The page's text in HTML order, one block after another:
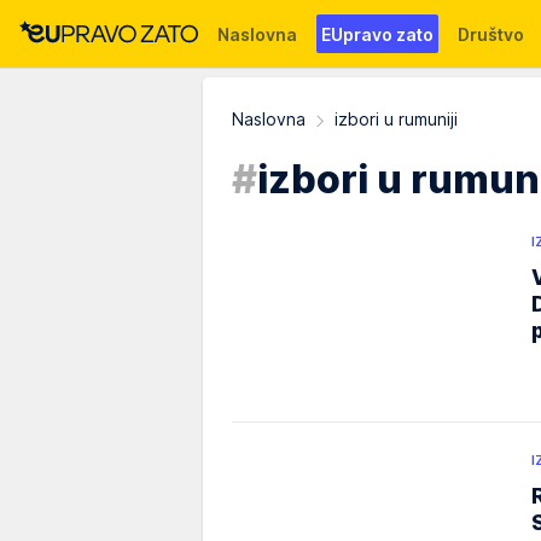
Naslovna EUpravo zato Društvo
Naslovna
izbori u rumuniji
#izbori u